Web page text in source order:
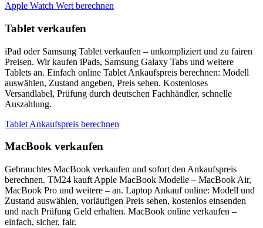
Apple Watch Wert berechnen
Tablet verkaufen
iPad oder Samsung Tablet verkaufen – unkompliziert und zu fairen
Preisen. Wir kaufen iPads, Samsung Galaxy Tabs und weitere
Tablets an. Einfach online Tablet Ankaufspreis berechnen: Modell
auswählen, Zustand angeben, Preis sehen. Kostenloses
Versandlabel, Prüfung durch deutschen Fachhändler, schnelle
Auszahlung.
Tablet Ankaufspreis berechnen
MacBook verkaufen
Gebrauchtes MacBook verkaufen und sofort den Ankaufspreis
berechnen. TM24 kauft Apple MacBook Modelle – MacBook Air,
MacBook Pro und weitere – an. Laptop Ankauf online: Modell und
Zustand auswählen, vorläufigen Preis sehen, kostenlos einsenden
und nach Prüfung Geld erhalten. MacBook online verkaufen –
einfach, sicher, fair.